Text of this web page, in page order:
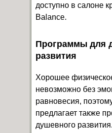
доступно в салоне
Balance.
Программы для
развития
Хорошее
невозможно без
равновесия,
предлагает также
душевного